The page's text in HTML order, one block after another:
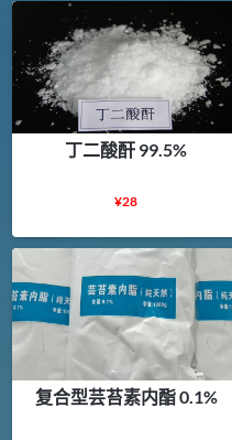
丁二酸酐 99.5%
¥28
复合型芸苔素内酯 0.1%